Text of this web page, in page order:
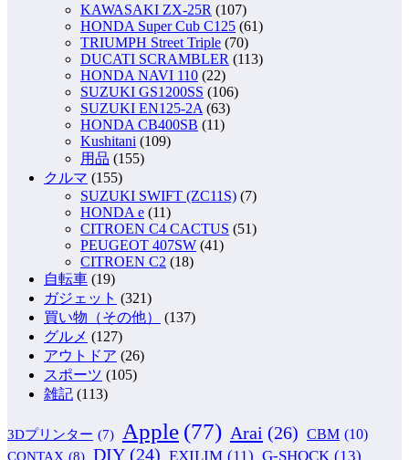
KAWASAKI ZX-25R (107)
HONDA Super Cub C125 (61)
TRIUMPH Street Triple (70)
DUCATI SCRAMBLER (113)
HONDA NAVI 110 (22)
SUZUKI GS1200SS (106)
SUZUKI EN125-2A (63)
HONDA CB400SB (11)
Kushitani (109)
用品 (155)
クルマ (155)
SUZUKI SWIFT (ZC11S) (7)
HONDA e (11)
CITROEN C4 CACTUS (51)
PEUGEOT 407SW (41)
CITROEN C2 (18)
自転車 (19)
ガジェット (321)
買い物（その他）
(137)
グルメ (127)
アウトドア (26)
スポーツ (105)
雑記 (113)
3Dプリンター (7) Apple (77) Arai (26) CBM (10)
CONTAX (8) DIY (24) EXILIM (11) G-SHOCK (13)